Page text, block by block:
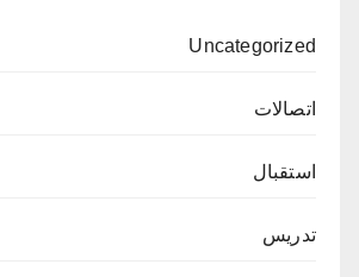
Uncategorized
اتصالات
استقبال
تدريس